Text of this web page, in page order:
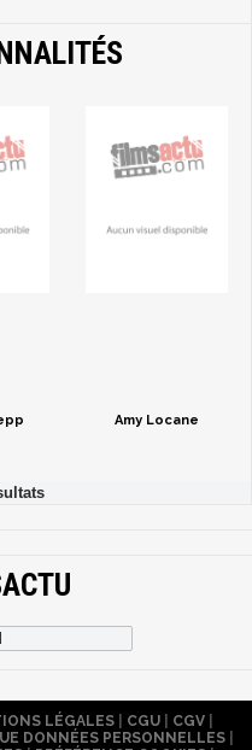
Amy Locane
LÉGALES| CGU| CGV|
DONNÉES PERSONNELLES